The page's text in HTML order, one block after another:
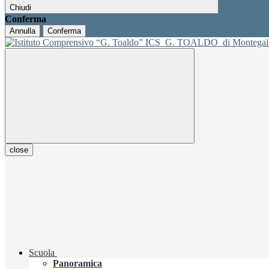
Chiudi
Conferma
Annulla Conferma
ICS G. TOALDO di
close
Scuola
Panoramica